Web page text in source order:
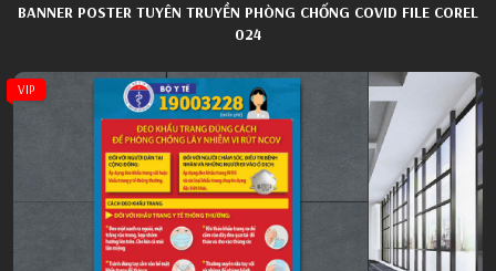
BANNER POSTER TUYÊN TRUYỀN PHÒNG CHỐNG COVID FILE COREL
024
VIP